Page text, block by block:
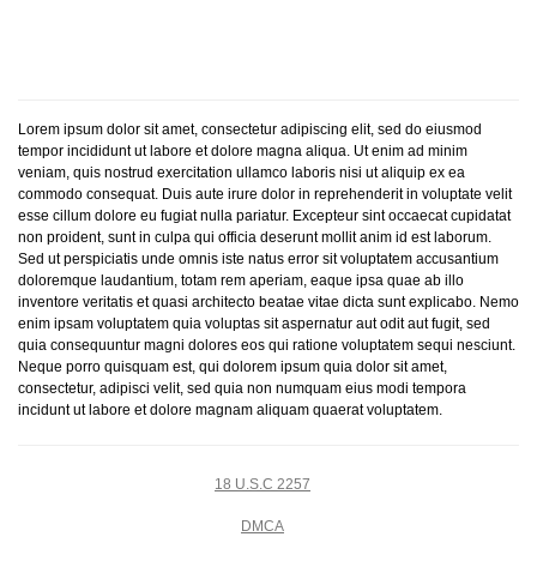
Lorem ipsum dolor sit amet, consectetur adipiscing elit, sed do eiusmod
tempor incididunt ut labore et dolore magna aliqua. Ut enim ad minim
veniam, quis nostrud exercitation ullamco laboris nisi ut aliquip ex ea
commodo consequat. Duis aute irure dolor in reprehenderit in voluptate velit
esse cillum dolore eu fugiat nulla pariatur. Excepteur sint occaecat cupidatat
non proident, sunt in culpa qui officia deserunt mollit anim id est laborum.
Sed ut perspiciatis unde omnis iste natus error sit voluptatem accusantium
doloremque laudantium, totam rem aperiam, eaque ipsa quae ab illo
inventore veritatis et quasi architecto beatae vitae dicta sunt explicabo. Nemo
enim ipsam voluptatem quia voluptas sit aspernatur aut odit aut fugit, sed
quia consequuntur magni dolores eos qui ratione voluptatem sequi nesciunt.
Neque porro quisquam est, qui dolorem ipsum quia dolor sit amet,
consectetur, adipisci velit, sed quia non numquam eius modi tempora
incidunt ut labore et dolore magnam aliquam quaerat voluptatem.
18 U.S.C 2257
DMCA